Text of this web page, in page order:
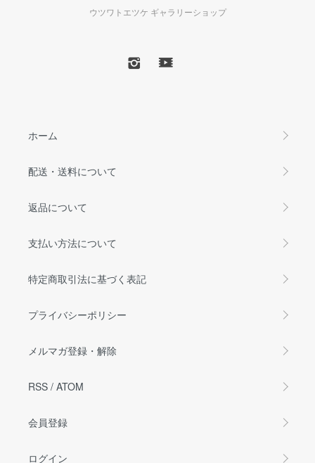
ウツワトエツケ ギャラリーショップ
ホーム
配送・送料について
返品について
支払い方法について
特定商取引法に基づく表記
プライバシーポリシー
メルマガ登録・解除
RSS / ATOM
会員登録
ログイン